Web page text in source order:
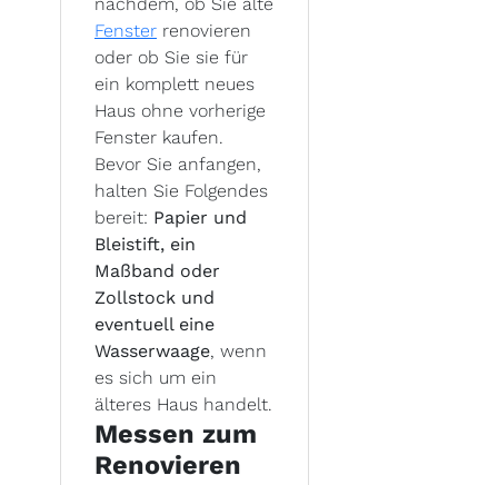
Fenster renovieren
oder ob Sie sie für
ein komplett neues
Haus ohne vorherige
Fenster kaufen.
Bevor Sie anfangen,
halten Sie Folgendes
bereit: Papier und
Bleistift, ein
Maßband oder
Zollstock und
eventuell eine
Wasserwaage, wenn
es sich um ein
älteres Haus handelt.
Messen zum
Renovieren